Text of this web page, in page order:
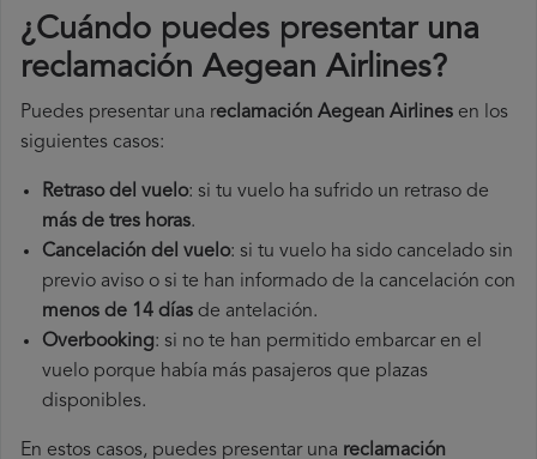
¿Cuándo puedes presentar una
reclamación Aegean Airlines?
Puedes presentar una reclamación Aegean Airlines en los
siguientes casos:
Retraso del vuelo: si tu vuelo ha sufrido un retraso de
más de tres horas.
Cancelación del vuelo: si tu vuelo ha sido cancelado sin
previo aviso o si te han informado de la cancelación con
menos de 14 días de antelación.
Overbooking: si no te han permitido embarcar en el
vuelo porque había más pasajeros que plazas
disponibles.
En estos casos, puedes presentar una reclamación